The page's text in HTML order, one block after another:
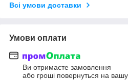
Всі умови доставки
Умови оплати
Ви отримаєте замовлення
або гроші повернуться на вашу